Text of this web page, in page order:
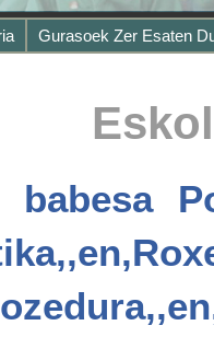
Gurasoek Zer Esaten
babesa